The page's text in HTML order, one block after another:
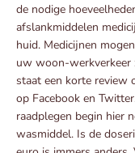
de nodige
afslankmiddelen
huid. Medicijnen
uw woon-werkverkeer
staat een korte review
op Facebook en
raadplegen begin hier
wasmiddel. Is de